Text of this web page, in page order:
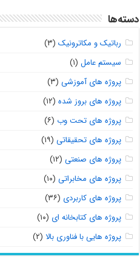
دسته‌ها
رباتیک و مکاترونیک (۳)
سیستم عامل (۱)
پروژه های آموزشی (۳)
پروژه های بروز شده (۱۲)
پروژه های تحت وب (۶)
پروژه های تحقیقاتی (۱۹)
پروژه های صنعتی (۱۲)
پروژه های مخابراتی (۱۰)
پروژه های کاربردی (۳۶)
پروژه های کتابخانه ای (۱۰)
پروژه هایی با فناوری بالا (۲)